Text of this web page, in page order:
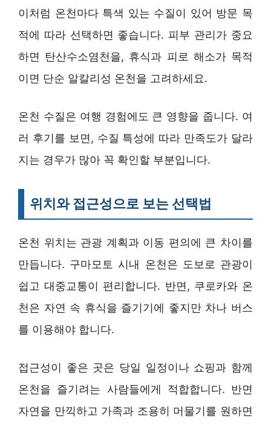
이처럼 온천마다 특색 있는 수질이 있어 방문 목
적에 따라 선택하면 좋습니다. 피부 관리가 중요
하면 탄산수소염천을, 휴식과 피로 해소가 목적
이면 단순 알칼리성 온천을 고려하세요.
온천 수질은 여행 경험에도 큰 영향을 줍니다. 여
러 후기를 보면, 수질 특성에 따라 만족도가 달라
지는 경우가 많아 꼭 확인할 부분입니다.
위치와 접근성으로 보는 선택법
온천 위치는 관광 계획과 이동 편의에 큰 차이를
만듭니다. 구마모토 시내 온천은 도보로 관광이
쉽고 대중교통이 편리합니다. 반면, 쿠로카와 온
천은 자연 속 휴식을 즐기기에 좋지만 차나 버스
를 이용해야 합니다.
접근성이 좋은 곳은 당일 일정이나 쇼핑과 함께
온천을 즐기려는 사람들에게 적합합니다. 반면
자연을 만끽하고 가족과 조용히 머물기를 원하면